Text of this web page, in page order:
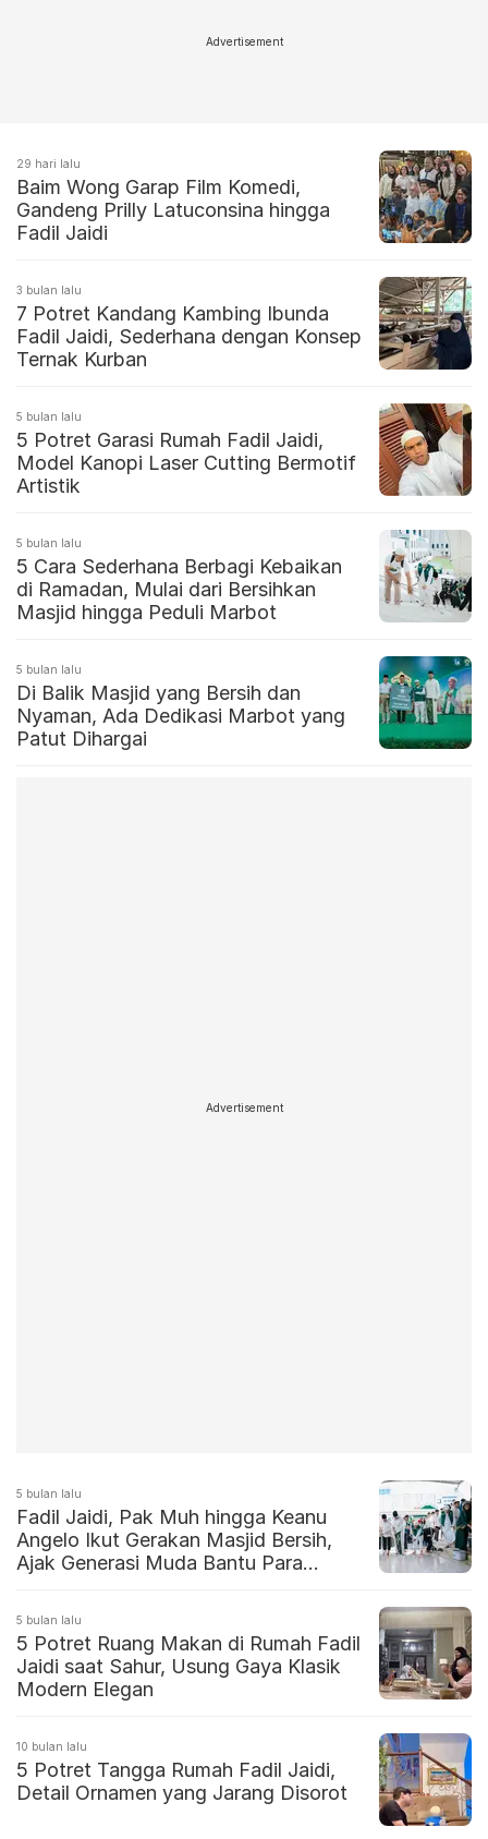
Advertisement
29 hari lalu
Baim Wong Garap Film Komedi,
Gandeng Prilly Latuconsina hingga
Fadil Jaidi
3 bulan lalu
7 Potret Kandang Kambing Ibunda
Fadil Jaidi, Sederhana dengan Konsep
Ternak Kurban
5 bulan lalu
5 Potret Garasi Rumah Fadil Jaidi,
Model Kanopi Laser Cutting Bermotif
Artistik
5 bulan lalu
5 Cara Sederhana Berbagi Kebaikan
di Ramadan, Mulai dari Bersihkan
Masjid hingga Peduli Marbot
5 bulan lalu
Di Balik Masjid yang Bersih dan
Nyaman, Ada Dedikasi Marbot yang
Patut Dihargai
Advertisement
5 bulan lalu
Fadil Jaidi, Pak Muh hingga Keanu
Angelo Ikut Gerakan Masjid Bersih,
Ajak Generasi Muda Bantu Para
5 bulan lalu
5 Potret Ruang Makan di Rumah Fadil
Jaidi saat Sahur, Usung Gaya Klasik
Modern Elegan
10 bulan lalu
5 Potret Tangga Rumah Fadil Jaidi,
Detail Ornamen yang Jarang Disorot